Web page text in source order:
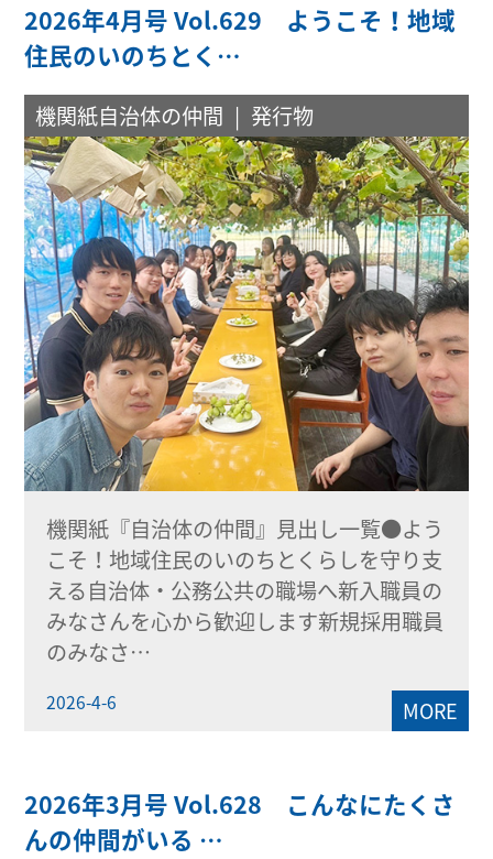
2026年4月号 Vol.629 ようこそ！地域
住民のいのちとく…
機関紙自治体の仲間 発行物
機関紙『自治体の仲間』見出し一覧●よう
こそ！地域住民のいのちとくらしを守り支
える自治体・公務公共の職場へ新入職員の
みなさんを心から歓迎します新規採用職員
のみなさ…
2026-4-6 MORE
2026年3月号 Vol.628 こんなにたくさ
んの仲間がいる …